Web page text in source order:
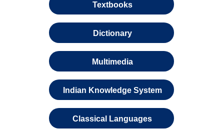
Textbooks
Dictionary
Multimedia
Indian Knowledge System
Classical Languages